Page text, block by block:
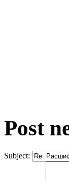
Post
Subject: